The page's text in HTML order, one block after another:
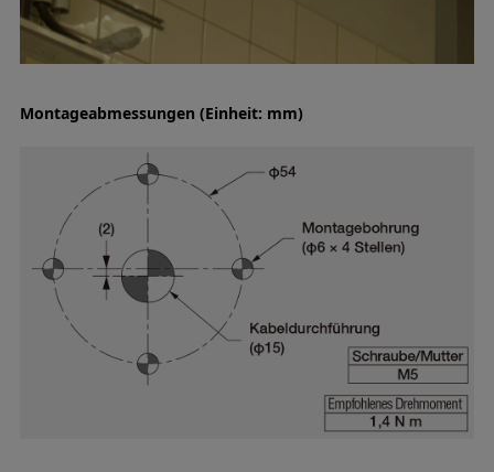
Montageabmessungen (Einheit: mm)